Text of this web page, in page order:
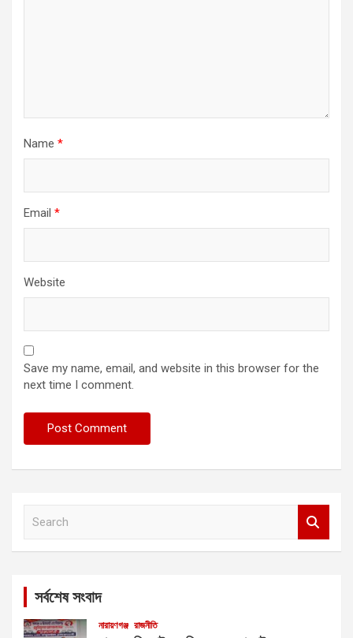
Name *
Email *
Website
Save my name, email, and website in this browser for the
next time I comment.
সর্বশেষ সংবাদ
নারায়ণগঞ্জ রাজনীতি